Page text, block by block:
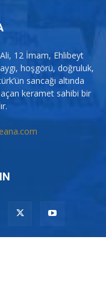
12 İmam, Ehlibeyt
hoşgörü, doğruluk,
sancağı altında
açan keramet sahibi bir